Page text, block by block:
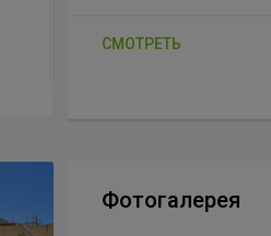
СМОТРЕТЬ
Фотогалерея